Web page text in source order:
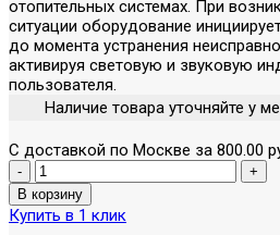
отопительных системах. При
ситуации оборудование
до момента устранения
активируя световую и звуковую
пользователя.
Наличие товара уточняйте у
С доставкой по Москве за 800.00
Купить в 1 клик